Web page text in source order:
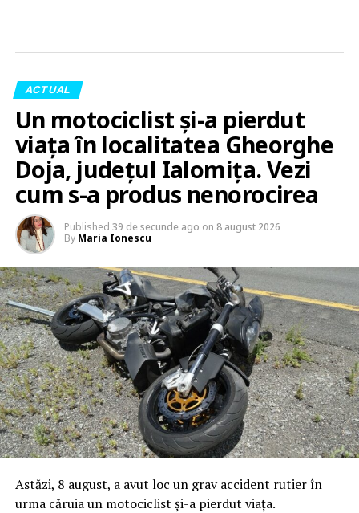
ACTUAL
Un motociclist și-a pierdut
viața în localitatea Gheorghe
Doja, județul Ialomița. Vezi
cum s-a produs nenorocirea
Published 39 de secunde ago on 8 august 2026
By Maria Ionescu
Astăzi, 8 august, a avut loc un grav accident rutier în
urma căruia un motociclist și-a pierdut viața.